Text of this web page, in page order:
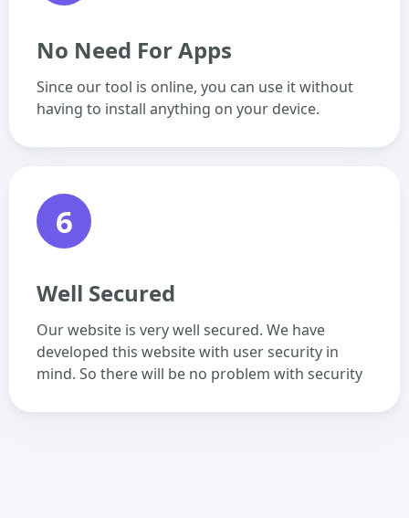
No Need For Apps
Since our tool is online, you can use it without
having to install anything on your device.
6
Well Secured
Our website is very well secured. We have
developed this website with user security in
mind. So there will be no problem with security